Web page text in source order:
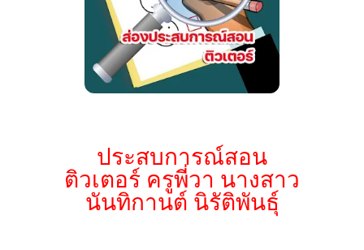
ประสบการณ์สอน
ติวเตอร์ ครูพี่วา นางสาว
นันทิกานต์ นิรัติพันธุ์